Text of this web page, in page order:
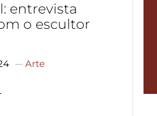
entrevista
o escultor
Arte